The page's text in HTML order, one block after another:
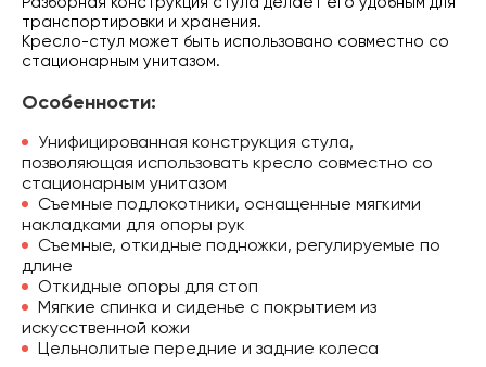
транспортировки и хранения.
Кресло-стул может быть использовано совместно со
стационарным унитазом.
Особенности:
Унифицированная конструкция стула,
позволяющая использовать кресло совместно со
стационарным унитазом
Съемные подлокотники, оснащенные мягкими
накладками для опоры рук
Съемные, откидные подножки, регулируемые по
длине
Откидные опоры для стоп
Мягкие спинка и сиденье с покрытием из
искусственной кожи
Цельнолитые передние и задние колеса